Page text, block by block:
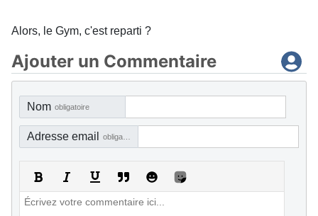
Alors, le Gym, c'est reparti ?
Ajouter un Commentaire
Nom obligatoire
Adresse email